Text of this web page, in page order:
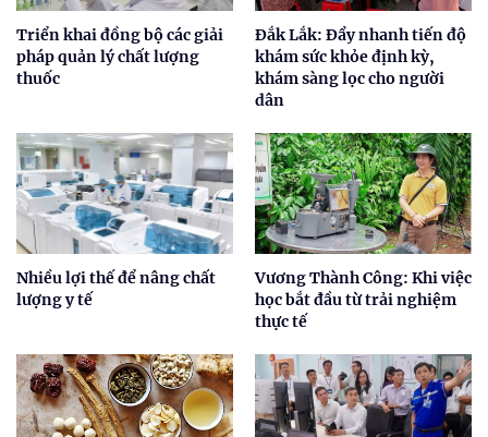
Triển khai đồng bộ các giải
pháp quản lý chất lượng
thuốc
Đắk Lắk: Đẩy nhanh tiến độ
khám sức khỏe định kỳ,
khám sàng lọc cho người
dân
Nhiều lợi thế để nâng chất
lượng y tế
Vương Thành Công: Khi việc
học bắt đầu từ trải nghiệm
thực tế